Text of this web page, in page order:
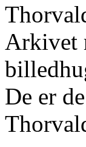
Arkivet
De er